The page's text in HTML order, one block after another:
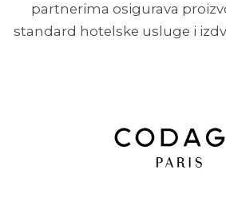
partnerima osigurava
standard hotelske usluge i